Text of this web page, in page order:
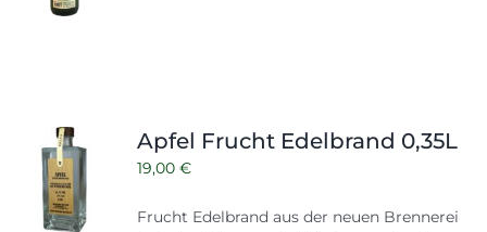
Apfel Frucht Edelbrand 0,35L
19,00 €
Frucht Edelbrand aus der neuen Brennerei